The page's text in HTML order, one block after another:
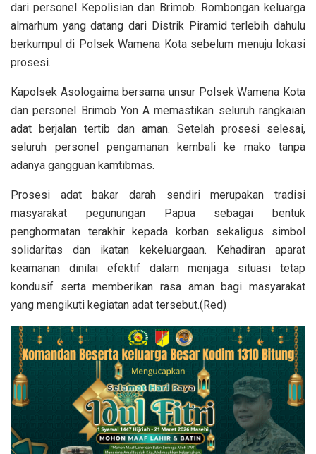
dari personel Kepolisian dan Brimob. Rombongan keluarga
almarhum yang datang dari Distrik Piramid terlebih dahulu
berkumpul di Polsek Wamena Kota sebelum menuju lokasi
prosesi.
Kapolsek Asologaima bersama unsur Polsek Wamena Kota
dan personel Brimob Yon A memastikan seluruh rangkaian
adat berjalan tertib dan aman. Setelah prosesi selesai,
seluruh personel pengamanan kembali ke mako tanpa
adanya gangguan kamtibmas.
Prosesi adat bakar darah sendiri merupakan tradisi
masyarakat pegunungan Papua sebagai bentuk
penghormatan terakhir kepada korban sekaligus simbol
solidaritas dan ikatan kekeluargaan. Kehadiran aparat
keamanan dinilai efektif dalam menjaga situasi tetap
kondusif serta memberikan rasa aman bagi masyarakat
yang mengikuti kegiatan adat tersebut.(Red)